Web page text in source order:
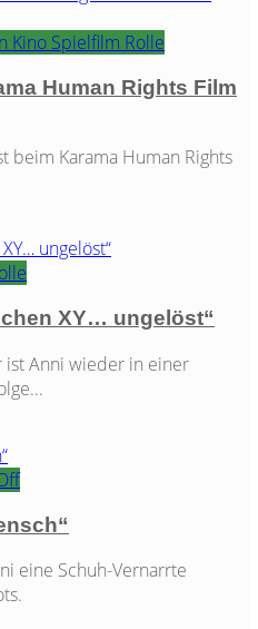
Kino Spielfilm Rolle
Human Rights Film
beim Karama Human Rights
XY… ungelöst“
ist Anni wieder in einer
eine Schuh-Vernarrte